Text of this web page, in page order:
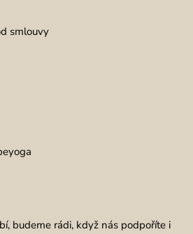
smlouvy
budeme rádi, když nás podpoříte i